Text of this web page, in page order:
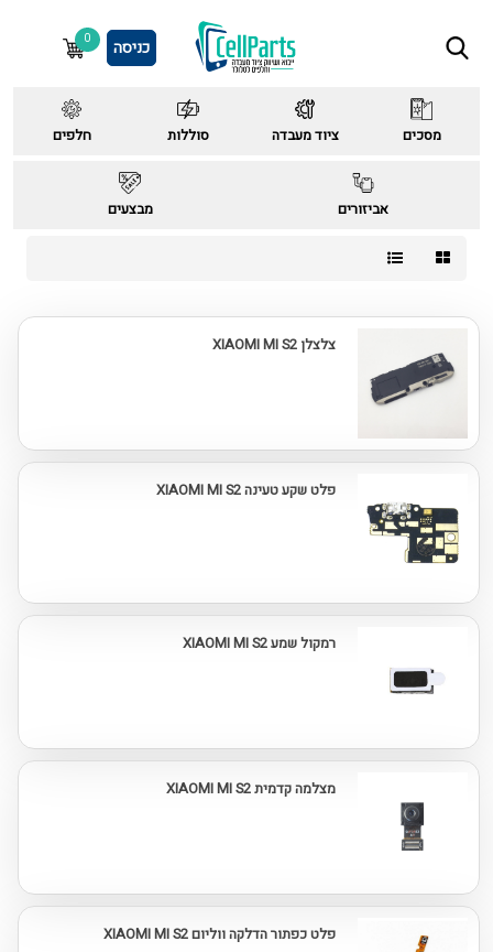
כניסה 0
מסכים ציוד מעבדה סוללות חלפים
אביזורים מבצעים
צלצלן XIAOMI MI S2
פלט שקע טעינה XIAOMI MI S2
רמקול שמע XIAOMI MI S2
מצלמה קדמית XIAOMI MI S2
פלט כפתור הדלקה ווליום XIAOMI MI S2